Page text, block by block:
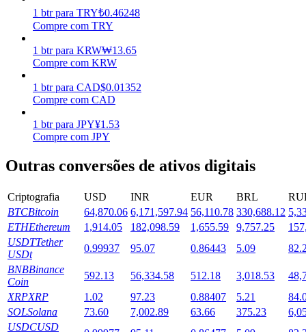
Estacamento
Launchpool
Staking flexível para ganhar tokens populares.
1 btr para TRY₺0.46248
Compre com TRY
1 btr para KRW₩13.65
Compre com KRW
1 btr para CAD$0.01352
Compre com CAD
1 btr para JPY¥1.53
Compre com JPY
Outras conversões de ativos digitais
Criptografia USD INR EUR BRL
BTCBitcoin 64,870.06 6,171,597.94 56,110.78 330,688.12
ETHEthereum 1,914.05 182,098.59 1,655.59 9,757.25
USDTTether
USDt
0.99937 95.07 0.86443 5.09
BNBBinance
Coin
592.13 56,334.58 512.18 3,018.53
XRPXRP 1.02 97.23 0.88407 5.21
SOLSolana 73.60 7,002.89 63.66 375.23
USDCUSD